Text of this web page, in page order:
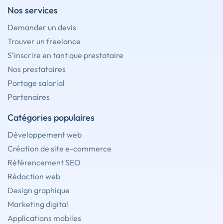
Nos services
Demander un devis
Trouver un freelance
S'inscrire en tant que prestataire
Nos prestataires
Portage salarial
Partenaires
Catégories populaires
Développement web
Création de site e-commerce
Référencement SEO
Rédaction web
Design graphique
Marketing digital
Applications mobiles